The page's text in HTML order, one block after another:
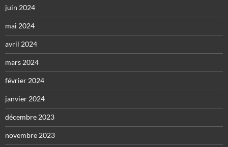
juin 2024
mai 2024
avril 2024
mars 2024
février 2024
janvier 2024
décembre 2023
novembre 2023